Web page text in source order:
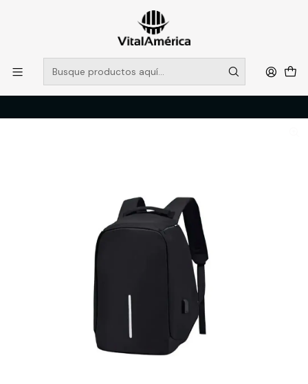
POR SISTEMA FRONTAL SOLO RETIROS EN TIENDA, DESDE
MUCHAS GRACIAS +569 5956 2237
Leer más
Catálogo
VESTIMENTA TECNICA Y CORPORATIVA
ACCESORIOS
MOCHILA ANTI-ROBO SILVER